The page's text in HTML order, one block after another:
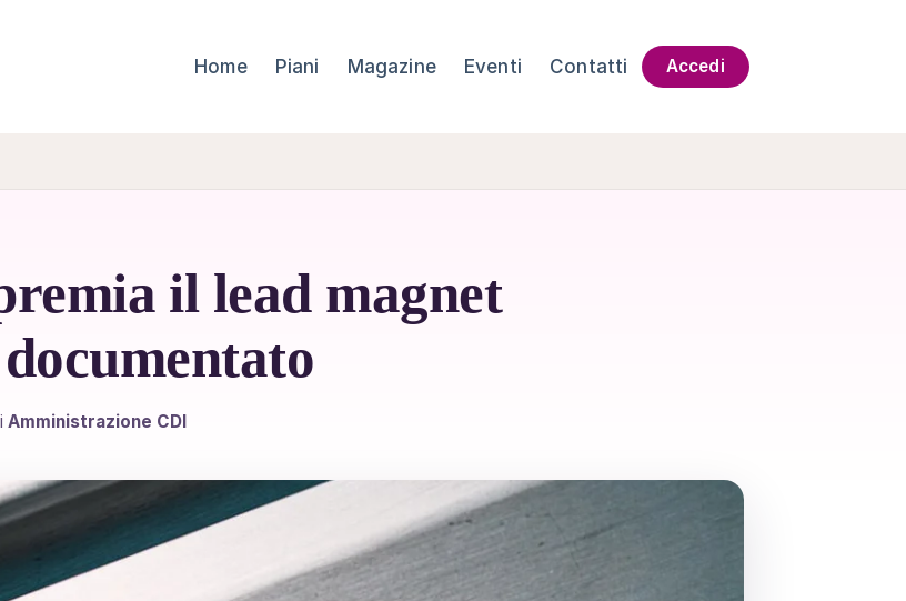
Home Piani Magazine Eventi Contatti Accedi
il lead magnet
documentato
Amministrazione CDI